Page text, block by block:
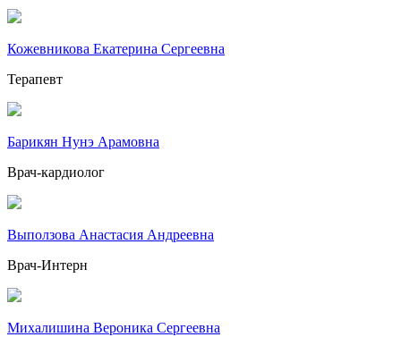
Кожевникова Екатерина Сергеевна
Терапевт
Барикян Нунэ Арамовна
Врач-кардиолог
Выползова Анастасия Андреевна
Врач-Интерн
Михалишина Вероника Сергеевна